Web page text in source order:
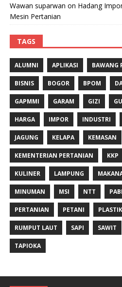
Wawan suparwan on Hadang
Mesin Pertanian
TAGS
ALUMNI APLIKASI BAWANG
BISNIS BOGOR BPOM
GAPMMI GARAM GIZI
HARGA IMPOR INDUSTRI
JAGUNG KELAPA KEMASAN
KEMENTERIAN PERTANIAN KKP
KULINER LAMPUNG
MINUMAN MSI NTT
PERTANIAN PETANI PLASTIK
RUMPUT LAUT SAPI SAWIT
TAPIOKA